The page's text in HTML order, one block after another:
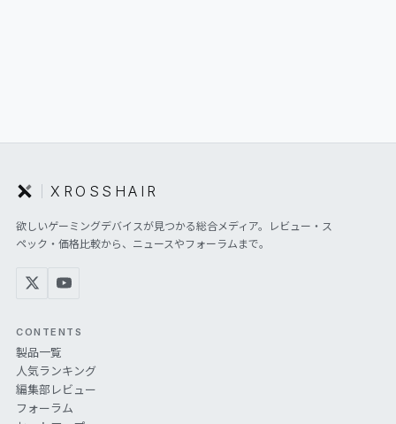
XROSSHAIR
欲しいゲーミングデバイスが見つかる総合メディア。レビュー・ス
ペック・価格比較から、ニュースやフォーラムまで。
CONTENTS
製品一覧
人気ランキング
編集部レビュー
フォーラム